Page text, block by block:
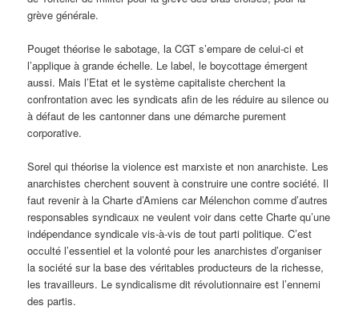
grève générale.
Pouget théorise le sabotage, la CGT s’empare de celui-ci et
l’applique à grande échelle. Le label, le boycottage émergent
aussi. Mais l’Etat et le système capitaliste cherchent la
confrontation avec les syndicats afin de les réduire au silence ou
à défaut de les cantonner dans une démarche purement
corporative.
Sorel qui théorise la violence est marxiste et non anarchiste. Les
anarchistes cherchent souvent à construire une contre société. Il
faut revenir à la Charte d’Amiens car Mélenchon comme d’autres
responsables syndicaux ne veulent voir dans cette Charte qu’une
indépendance syndicale vis-à-vis de tout parti politique. C’est
occulté l’essentiel et la volonté pour les anarchistes d’organiser
la société sur la base des véritables producteurs de la richesse,
les travailleurs. Le syndicalisme dit révolutionnaire est l’ennemi
des partis.